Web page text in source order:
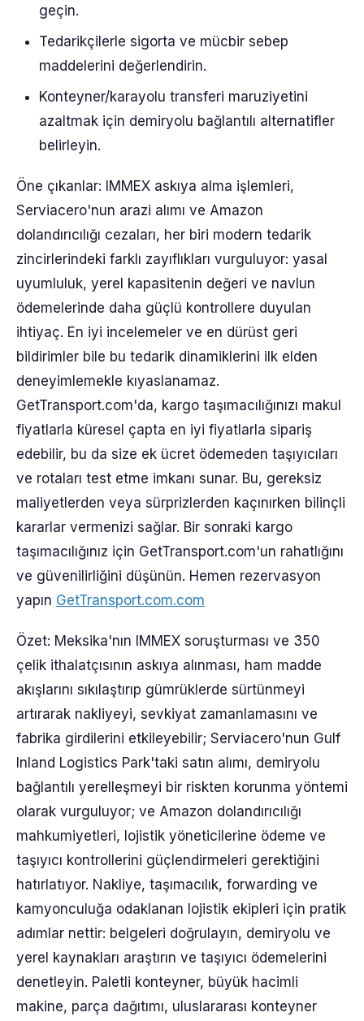
geçin.
Tedarikçilerle sigorta ve mücbir sebep
maddelerini değerlendirin.
Konteyner/karayolu transferi maruziyetini
azaltmak için demiryolu bağlantılı alternatifler
belirleyin.
Öne çıkanlar: IMMEX askıya alma işlemleri,
Serviacero'nun arazi alımı ve Amazon
dolandırıcılığı cezaları, her biri modern tedarik
zincirlerindeki farklı zayıflıkları vurguluyor: yasal
uyumluluk, yerel kapasitenin değeri ve navlun
ödemelerinde daha güçlü kontrollere duyulan
ihtiyaç. En iyi incelemeler ve en dürüst geri
bildirimler bile bu tedarik dinamiklerini ilk elden
deneyimlemekle kıyaslanamaz.
GetTransport.com'da, kargo taşımacılığınızı makul
fiyatlarla küresel çapta en iyi fiyatlarla sipariş
edebilir, bu da size ek ücret ödemeden taşıyıcıları
ve rotaları test etme imkanı sunar. Bu, gereksiz
maliyetlerden veya sürprizlerden kaçınırken bilinçli
kararlar vermenizi sağlar. Bir sonraki kargo
taşımacılığınız için GetTransport.com'un rahatlığını
ve güvenilirliğini düşünün. Hemen rezervasyon
yapın GetTransport.com.com
Özet: Meksika'nın IMMEX soruşturması ve 350
çelik ithalatçısının askıya alınması, ham madde
akışlarını sıkılaştırıp gümrüklerde sürtünmeyi
artırarak nakliyeyi, sevkiyat zamanlamasını ve
fabrika girdilerini etkileyebilir; Serviacero'nun Gulf
Inland Logistics Park'taki satın alımı, demiryolu
bağlantılı yerelleşmeyi bir riskten korunma yöntemi
olarak vurguluyor; ve Amazon dolandırıcılığı
mahkumiyetleri, lojistik yöneticilerine ödeme ve
taşıyıcı kontrollerini güçlendirmeleri gerektiğini
hatırlatıyor. Nakliye, taşımacılık, forwarding ve
kamyonculuğa odaklanan lojistik ekipleri için pratik
adımlar nettir: belgeleri doğrulayın, demiryolu ve
yerel kaynakları araştırın ve taşıyıcı ödemelerini
denetleyin. Paletli konteyner, büyük hacimli
makine, parça dağıtımı, uluslararası konteyner